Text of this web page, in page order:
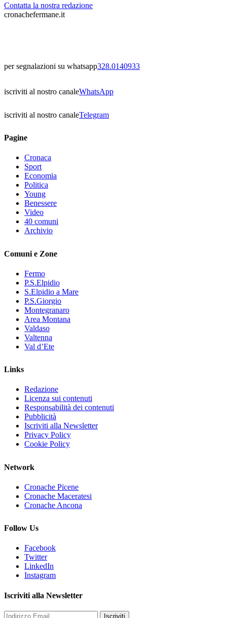
Contatta la nostra redazione
cronachefermane.it
per segnalazioni su whatsapp328.0140933
iscriviti al nostro canaleWhatsApp
iscriviti al nostro canaleTelegram
Pagine
Cronaca
Sport
Economia
Politica
Young
Benessere
Video
40 comuni
Archivio
Comuni e Zone
Fermo
P.S.Elpidio
S.Elpidio a Mare
P.S.Giorgio
Montegranaro
Area Montana
Valdaso
Valtenna
Val d’Ete
Links
Redazione
Licenza sui contenuti
Responsabilità dei contenuti
Pubblicità
Iscriviti alla Newsletter
Privacy Policy
Cookie Policy
Network
Cronache Picene
Cronache Maceratesi
Cronache Ancona
Follow Us
Facebook
Twitter
LinkedIn
Instagram
Iscriviti alla Newsletter
Iscriviti